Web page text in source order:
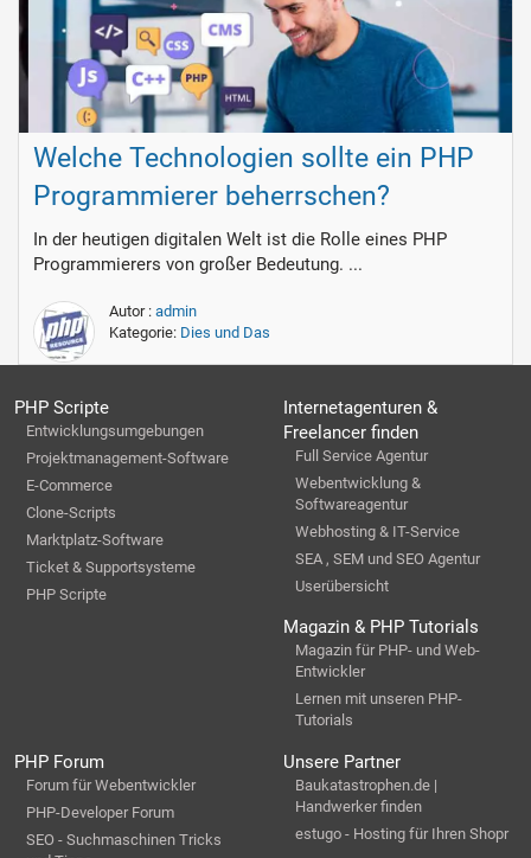
Welche Technologien sollte ein PHP
Programmierer beherrschen?
In der heutigen digitalen Welt ist die Rolle eines PHP
Programmierers von großer Bedeutung. ...
Autor : admin
Kategorie: Dies und Das
PHP Scripte
Entwicklungsumgebungen
Projektmanagement-Software
E-Commerce
Clone-Scripts
Marktplatz-Software
Ticket & Supportsysteme
PHP Scripte
Internetagenturen &
Freelancer finden
Full Service Agentur
Webentwicklung &
Softwareagentur
Webhosting & IT-Service
SEA , SEM und SEO Agentur
Userübersicht
Magazin & PHP Tutorials
Magazin für PHP- und Web-
Entwickler
Lernen mit unseren PHP-
Tutorials
PHP Forum
Forum für Webentwickler
PHP-Developer Forum
SEO - Suchmaschinen Tricks
Unsere Partner
Baukatastrophen.de |
Handwerker finden
estugo - Hosting für Ihren Shopr